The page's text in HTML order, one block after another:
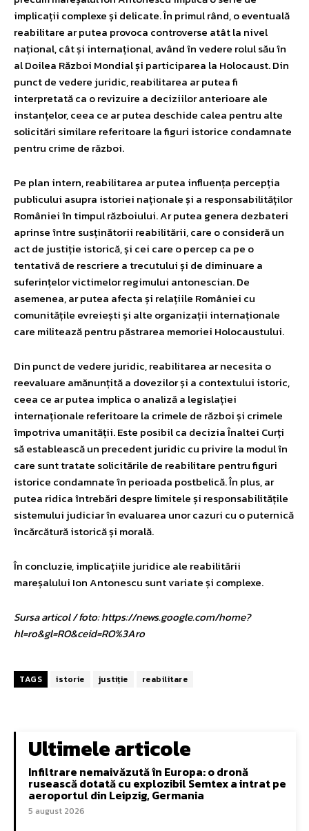
implicații complexe și delicate. În primul rând, o eventuală
reabilitare ar putea provoca controverse atât la nivel
național, cât și internațional, având în vedere rolul său în
al Doilea Război Mondial și participarea la Holocaust. Din
punct de vedere juridic, reabilitarea ar putea fi
interpretată ca o revizuire a deciziilor anterioare ale
instanțelor, ceea ce ar putea deschide calea pentru alte
solicitări similare referitoare la figuri istorice condamnate
pentru crime de război.
Pe plan intern, reabilitarea ar putea influența percepția
publicului asupra istoriei naționale și a responsabilităților
României în timpul războiului. Ar putea genera dezbateri
aprinse între susținătorii reabilitării, care o consideră un
act de justiție istorică, și cei care o percep ca pe o
tentativă de rescriere a trecutului și de diminuare a
suferințelor victimelor regimului antonescian. De
asemenea, ar putea afecta și relațiile României cu
comunitățile evreiești și alte organizații internaționale
care militează pentru păstrarea memoriei Holocaustului.
Din punct de vedere juridic, reabilitarea ar necesita o
reevaluare amănunțită a dovezilor și a contextului istoric,
ceea ce ar putea implica o analiză a legislației
internaționale referitoare la crimele de război și crimele
împotriva umanității. Este posibil ca decizia Înaltei Curți
să establească un precedent juridic cu privire la modul în
care sunt tratate solicitările de reabilitare pentru figuri
istorice condamnate în perioada postbelică. În plus, ar
putea ridica întrebări despre limitele și responsabilitățile
sistemului judiciar în evaluarea unor cazuri cu o puternică
încărcătură istorică și morală.
În concluzie, implicațiile juridice ale reabilitării
mareșalului Ion Antonescu sunt variate și complexe.
Sursa articol / foto: https://news.google.com/home?
hl=ro&gl=RO&ceid=RO%3Aro
TAGS istorie justiție reabilitare
Ultimele articole
Infiltrare nemaivăzută în Europa: o dronă
rusească dotată cu explozibil Semtex a intrat pe
aeroportul din Leipzig, Germania
5 august 2026